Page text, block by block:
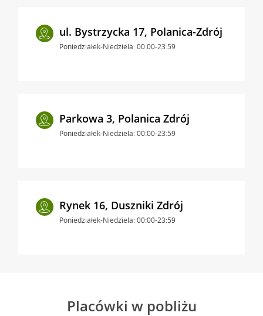
ul. Bystrzycka 17, Polanica-Zdrój
Poniedziałek-Niedziela: 00:00-23:59
Parkowa 3, Polanica Zdrój
Poniedziałek-Niedziela: 00:00-23:59
Rynek 16, Duszniki Zdrój
Poniedziałek-Niedziela: 00:00-23:59
Placówki w pobliżu